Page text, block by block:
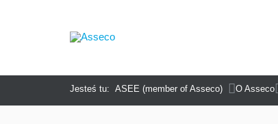
Jesteś tu: ASEE (member of Asseco) O Asseco